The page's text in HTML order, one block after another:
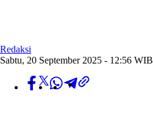
Redaksi
Sabtu, 20 September 2025 - 12:56 WIB